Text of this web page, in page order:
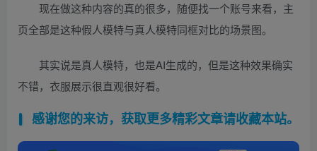
现在做这种内容的真的很多，随便找一个账号来看，主
页全部是这种假人模特与真人模特同框对比的场景图。
其实说是真人模特，也是AI生成的，但是这种效果确实
不错，衣服展示很直观很好看。
感谢您的来访，获取更多精彩文章请收藏本站。